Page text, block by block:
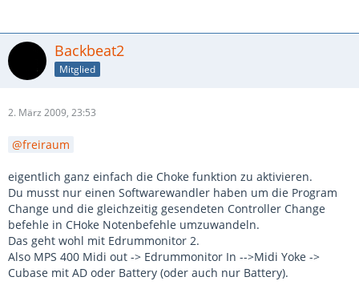
Backbeat2
Mitglied
2. März 2009, 23:53
freiraum
eigentlich ganz einfach die Choke funktion zu aktivieren.
Du musst nur einen Softwarewandler haben um die Program
Change und die gleichzeitig gesendeten Controller Change
befehle in CHoke Notenbefehle umzuwandeln.
Das geht wohl mit Edrummonitor 2.
Also MPS 400 Midi out -> Edrummonitor In -->Midi Yoke ->
Cubase mit AD oder Battery (oder auch nur Battery).